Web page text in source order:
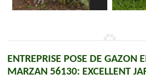
ENTREPRISE POSE DE GAZON
MARZAN 56130: EXCELLENT